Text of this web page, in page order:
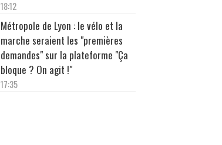
18:12
Métropole de Lyon : le vélo et la
marche seraient les "premières
demandes" sur la plateforme "Ça
bloque ? On agit !"
17:35